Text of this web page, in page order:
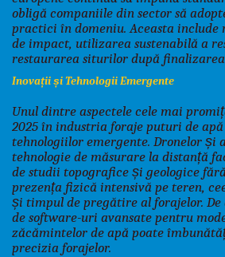
obligă companiile din sector să
practici în domeniu. Aceasta include
de impact, utilizarea sustenabilă a
restaurarea siturilor după
Inovații și Tehnologii Emergente
Unul dintre aspectele cele mai
2025 în industria foraje puturi de apă
tehnologiilor emergente. Dronelor și
tehnologie de măsurare la distanță
de studii topografice și geologice
prezența fizică intensivă pe teren,
și timpul de pregătire al forajelor. De
de software-uri avansate pentru
zăcămintelor de apă poate
precizia forajelor.